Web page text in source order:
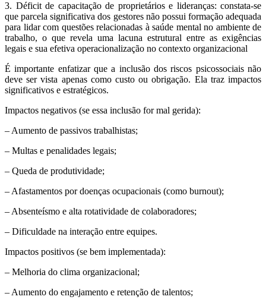
3. Déficit de capacitação de proprietários e lideranças: constata-se
que parcela significativa dos gestores não possui formação adequada
para lidar com questões relacionadas à saúde mental no ambiente de
trabalho, o que revela uma lacuna estrutural entre as exigências
legais e sua efetiva operacionalização no contexto organizacional
É importante enfatizar que a inclusão dos riscos psicossociais não
deve ser vista apenas como custo ou obrigação. Ela traz impactos
significativos e estratégicos.
Impactos negativos (se essa inclusão for mal gerida):
– Aumento de passivos trabalhistas;
– Multas e penalidades legais;
– Queda de produtividade;
– Afastamentos por doenças ocupacionais (como burnout);
– Absenteísmo e alta rotatividade de colaboradores;
– Dificuldade na interação entre equipes.
Impactos positivos (se bem implementada):
– Melhoria do clima organizacional;
– Aumento do engajamento e retenção de talentos;